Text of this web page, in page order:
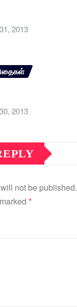
2013
2013
not be published.
*